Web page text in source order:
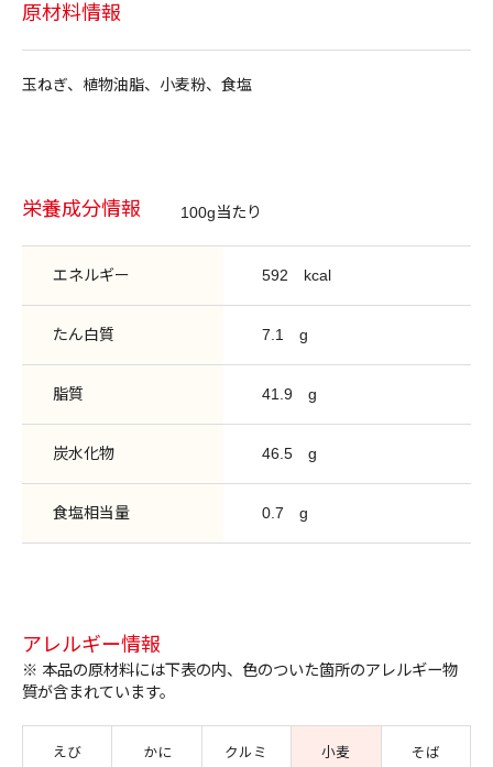
原材料情報
玉ねぎ、植物油脂、小麦粉、食塩
栄養成分情報 100g当たり
エネルギー 592 kcal
たん白質 7.1 g
脂質 41.9 g
炭水化物 46.5 g
食塩相当量 0.7 g
アレルギー情報
※ 本品の原材料には下表の内、色のついた箇所のアレルギー物
質が含まれています。
えび かに クルミ 小麦 そば